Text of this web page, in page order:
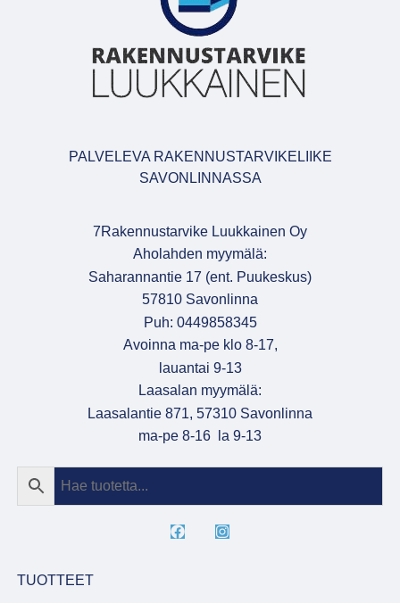
PALVELEVA RAKENNUSTARVIKELIIKE
SAVONLINNASSA
7Rakennustarvike Luukkainen Oy
Aholahden myymälä:
Saharannantie 17 (ent. Puukeskus)
57810 Savonlinna
Puh: 0449858345
Avoinna ma-pe klo 8-17,
lauantai 9-13
Laasalan myymälä:
Laasalantie 871, 57310 Savonlinna
ma-pe 8-16 la 9-13
TUOTTEET